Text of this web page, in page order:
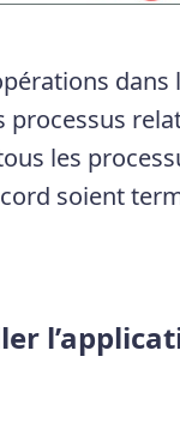
dans
processus
les
soient